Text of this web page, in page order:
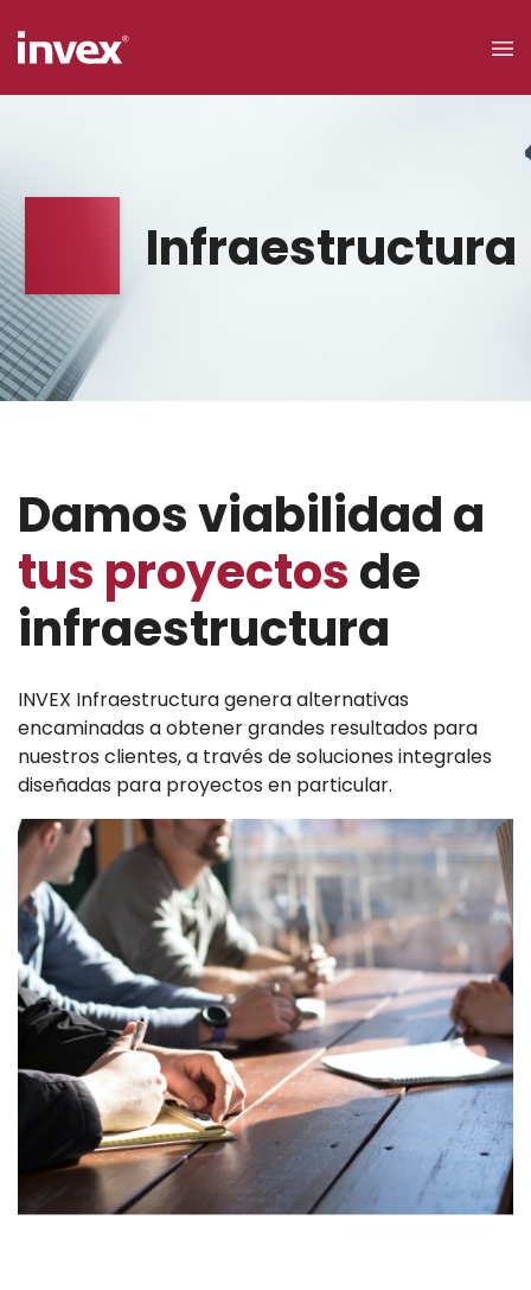
Buscar
Personas
Empresas
Nosotros
Infraestructura
Damos viabilidad a
tus proyectosde
infraestructura
INVEX Infraestructura genera alternativas
encaminadas a obtener grandes resultados para
nuestros clientes, a través de soluciones integrales
diseñadas para proyectos en particular.